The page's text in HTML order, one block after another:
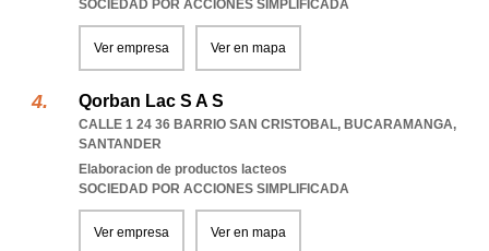
SOCIEDAD POR ACCIONES SIMPLIFICADA
Ver empresa Ver en mapa
Qorban Lac S A S
CALLE 1 24 36 BARRIO SAN CRISTOBAL, BUCARAMANGA,
SANTANDER
Elaboracion de productos lacteos
SOCIEDAD POR ACCIONES SIMPLIFICADA
Ver empresa Ver en mapa